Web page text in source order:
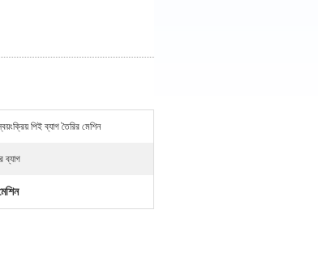
পিই ব্যাগ তৈরির মেশিন
ব্যাগ